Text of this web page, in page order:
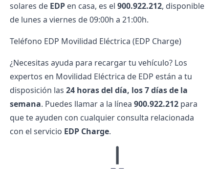
solares de EDP en casa, es el 900.922.212, disponible
de lunes a viernes de 09:00h a 21:00h.
Teléfono EDP Movilidad Eléctrica (EDP Charge)
¿Necesitas ayuda para recargar tu vehículo? Los
expertos en Movilidad Eléctrica de EDP están a tu
disposición las 24 horas del día, los 7 días de la
semana. Puedes llamar a la línea 900.922.212 para
que te ayuden con cualquier consulta relacionada
con el servicio EDP Charge.